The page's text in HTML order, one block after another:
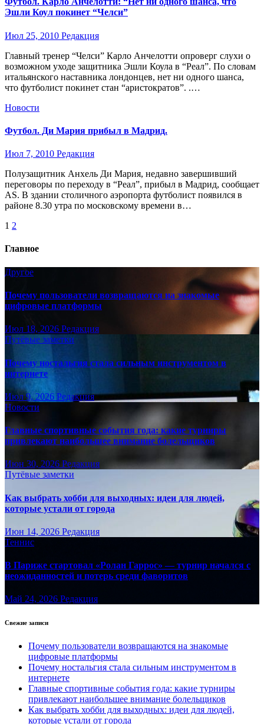
Эшли Коул покинет “Челси”
Июл 25, 2010 Редакция
Главный тренер “Челси” Карло Анчелотти опроверг слухи о
возможном уходе защитника Эшли Коула в “Реал”. По словам
итальянского наставника лондонцев, нет ни одного шанса,
что футболист покинет стан “аристократов”. .…
Новости
Футбол. Ди Мария прибыл в Мадрид.
Июл 7, 2010 Редакция
Полузащитник Анхель Ди Мария, недавно завершивший
переговоры по переходу в “Реал”, прибыл в Мадрид, сообщает
AS. В здании столичного аэропорта футболист появился в
районе 8.30 утра по московскому времени в…
Пагинация
записей
1 2
Главное
Другое
Почему пользователи возвращаются на знакомые
цифровые платформы
Июл 18, 2026 Редакция
Путёвые заметки
Почему ностальгия стала сильным инструментом в
интернете
Июл 9, 2026 Редакция
Новости
Главные спортивные события года: какие турниры
привлекают наибольшее внимание болельщиков
Июн 30, 2026 Редакция
Путёвые заметки
Как выбрать хобби для выходных: идеи для людей,
которые устали от города
Июн 14, 2026 Редакция
Теннис
В Париже стартовал «Ролан Гаррос» — турнир начался с
неожиданностей и потерь среди фаворитов
Май 24, 2026 Редакция
Свежие записи
Почему пользователи возвращаются на знакомые
цифровые платформы
Почему ностальгия стала сильным инструментом в
интернете
Главные спортивные события года: какие турниры
привлекают наибольшее внимание болельщиков
Как выбрать хобби для выходных: идеи для людей,
которые устали от города